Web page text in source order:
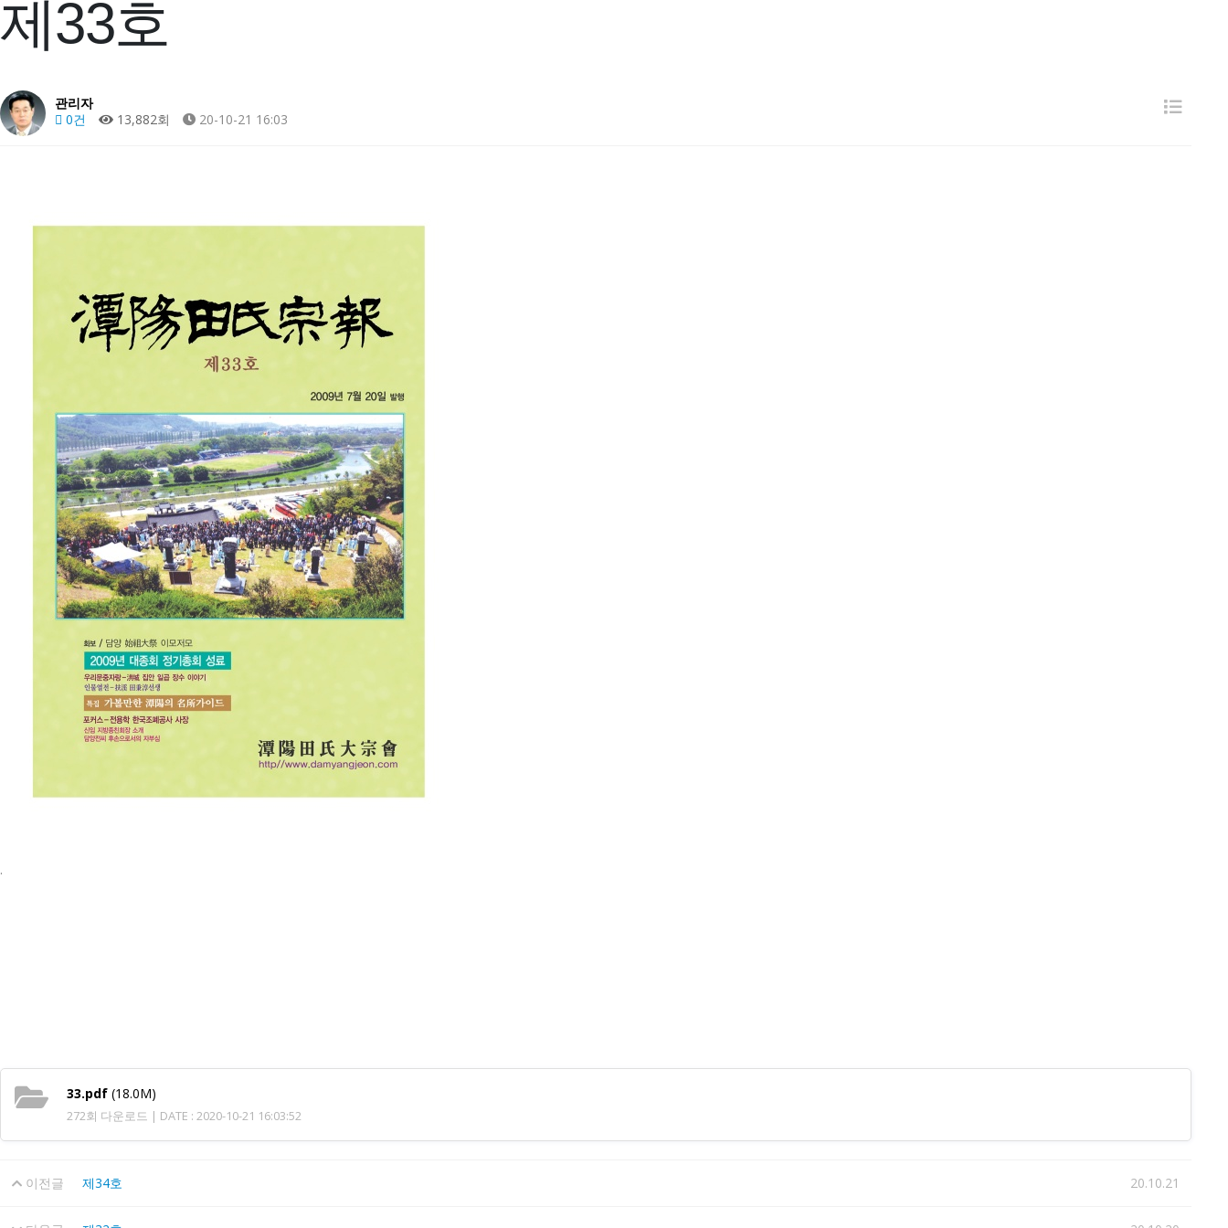
제33호
관리자
0건
13,882회 20-10-21 16:03
.
33.pdf (18.0M)
272회 다운로드 | DATE : 2020-10-21 16:03:52
이전글 제34호 20.10.21